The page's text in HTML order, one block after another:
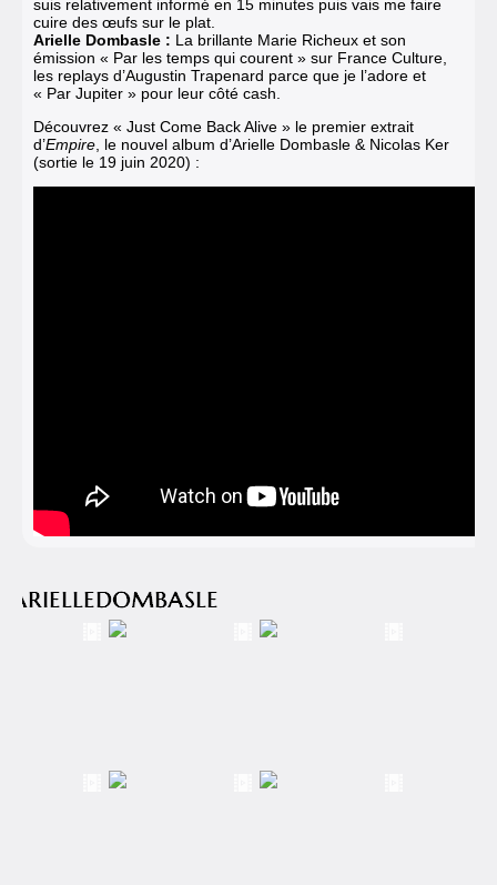
suis relativement informé en 15 minutes puis vais me faire
cuire des œufs sur le plat.
Arielle Dombasle : La brillante Marie Richeux et son
émission « Par les temps qui courent » sur France Culture,
les replays d’Augustin Trapenard parce que je l’adore et
« Par Jupiter » pour leur côté cash.
Découvrez « Just Come Back Alive » le premier extrait
d’Empire, le nouvel album d’Arielle Dombasle & Nicolas Ker
(sortie le 19 juin 2020) :